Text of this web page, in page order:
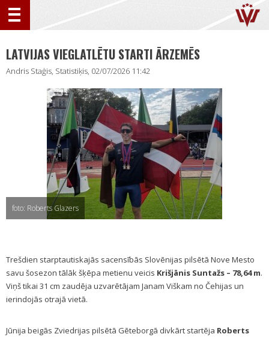
LATVIJAS VIEGLATLĒTU STARTI ĀRZEMĒS
Andris Staģis, Statistiķis, 02/07/2026 11:42
foto: Roberts Glazers
Trešdien starptautiskajās sacensībās Slovēnijas pilsētā Nove Mesto
savu šosezon tālāk šķēpa metienu veicis Krišjānis Suntažs – 78,64 m.
Viņš tikai 31 cm zaudēja uzvarētājam Janam Viškam no Čehijas un
ierindojās otrajā vietā.
Jūnija beigās Zviedrijas pilsētā Gēteborgā divkārt startēja Roberts